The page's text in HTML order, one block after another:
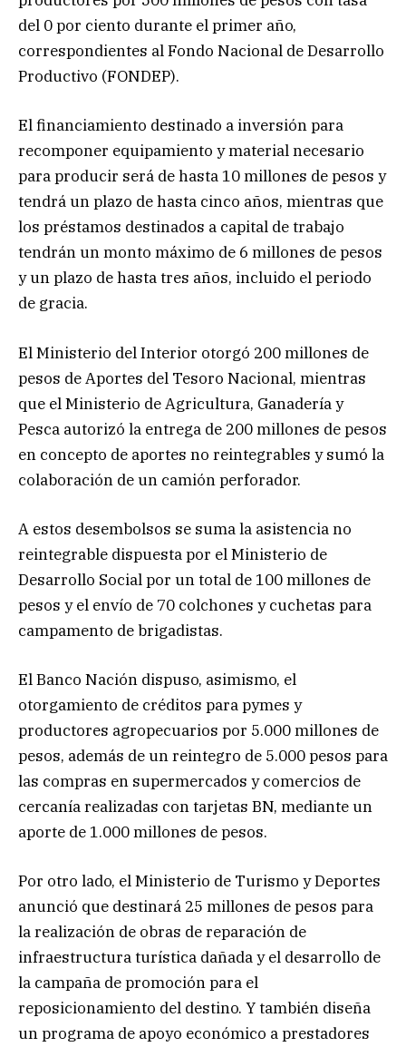
del 0 por ciento durante el primer año,
correspondientes al Fondo Nacional de Desarrollo
Productivo (FONDEP).
El financiamiento destinado a inversión para
recomponer equipamiento y material necesario
para producir será de hasta 10 millones de pesos y
tendrá un plazo de hasta cinco años, mientras que
los préstamos destinados a capital de trabajo
tendrán un monto máximo de 6 millones de pesos
y un plazo de hasta tres años, incluido el periodo
de gracia.
El Ministerio del Interior otorgó 200 millones de
pesos de Aportes del Tesoro Nacional, mientras
que el Ministerio de Agricultura, Ganadería y
Pesca autorizó la entrega de 200 millones de pesos
en concepto de aportes no reintegrables y sumó la
colaboración de un camión perforador.
A estos desembolsos se suma la asistencia no
reintegrable dispuesta por el Ministerio de
Desarrollo Social por un total de 100 millones de
pesos y el envío de 70 colchones y cuchetas para
campamento de brigadistas.
El Banco Nación dispuso, asimismo, el
otorgamiento de créditos para pymes y
productores agropecuarios por 5.000 millones de
pesos, además de un reintegro de 5.000 pesos para
las compras en supermercados y comercios de
cercanía realizadas con tarjetas BN, mediante un
aporte de 1.000 millones de pesos.
Por otro lado, el Ministerio de Turismo y Deportes
anunció que destinará 25 millones de pesos para
la realización de obras de reparación de
infraestructura turística dañada y el desarrollo de
la campaña de promoción para el
reposicionamiento del destino. Y también diseña
un programa de apoyo económico a prestadores